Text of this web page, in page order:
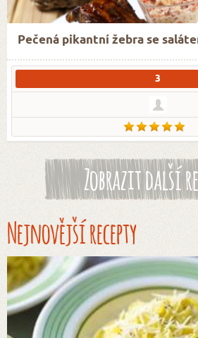
Pečená pikantní žebra se
3
Zobrazit další
Nejnovější recepty